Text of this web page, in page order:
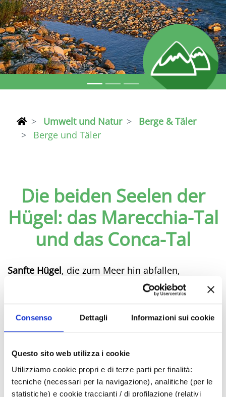
Consenso Dettagli Informazioni sui cookie
Questo sito web utilizza i cookie
Utilizziamo cookie propri e di terze parti per finalità:
tecniche (necessari per la navigazione), analitiche (per le
statistiche) e cookie traccianti / di profilazione (relativi
Umwelt und Natur
Berge & Täler
Berge und Täler
Die beiden Seelen der
Hügel: das Marecchia-Tal
und das Conca-Tal
Sanfte Hügel, die zum Meer hin abfallen,
Landschaften und Sonnenuntergänge, die
künstlerisches,
Villanova-Zeit über das Mittelalter bis zur
All dies und noch viel mehr findet man
Tälern der Riviera von Rimini - dem Marecchia-
und dem Conca-Tal-, mit ihren Wegen und
Routen zwischen Natur, Geschichte und